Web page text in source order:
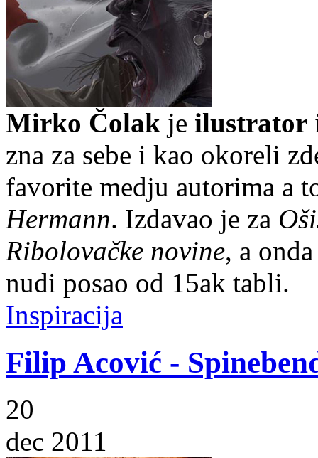
Mirko Čolak je ilustrator
zna za sebe i kao okoreli
favorite medju autorima a
Hermann. Izdavao je za
Ribolovačke novine, a
nudi posao od 15ak tabli.
Inspiracija
Filip Acović -
20
dec 2011